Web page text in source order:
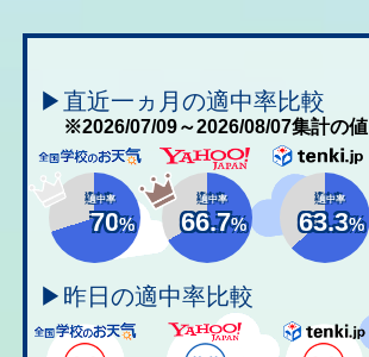
▶直近一ヵ月の適中率比較
※2026/07/09～2026/08/07集計の値
適中率
70%
適中率
66.7%
適中率
63.3%
▶昨日の適中率比較